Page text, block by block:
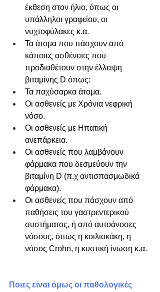
έκθεση στον ήλιο, όπως οι
υπάλληλοι γραφείου, οι
νυχτοφύλακες κ.α.
Τα άτομα που πάσχουν από
κάποιες ασθένειες που
προδιαθέτουν στην έλλειψη
βιταμίνης D όπως:
Τα παχύσαρκα άτομα.
Οι ασθενείς με Χρόνια νεφρική
νόσο.
Οι ασθενείς με Ηπατική
ανεπάρκεια.
Οι ασθενείς που λαμβάνουν
φάρμακα που δεσμεύουν την
βιταμίνη D (π.χ αντισπασμωδικά
φάρμακα).
Οι ασθενείς που πάσχουν από
παθήσεις του γαστρεντερικού
συστήματος, ή από αυτοάνοσες
νόσους, όπως η κοιλιοκάκη, η
νόσος Crohn, η κυστική ίνωση κ.α.
Ποιες είναι όμως οι παθολογικές